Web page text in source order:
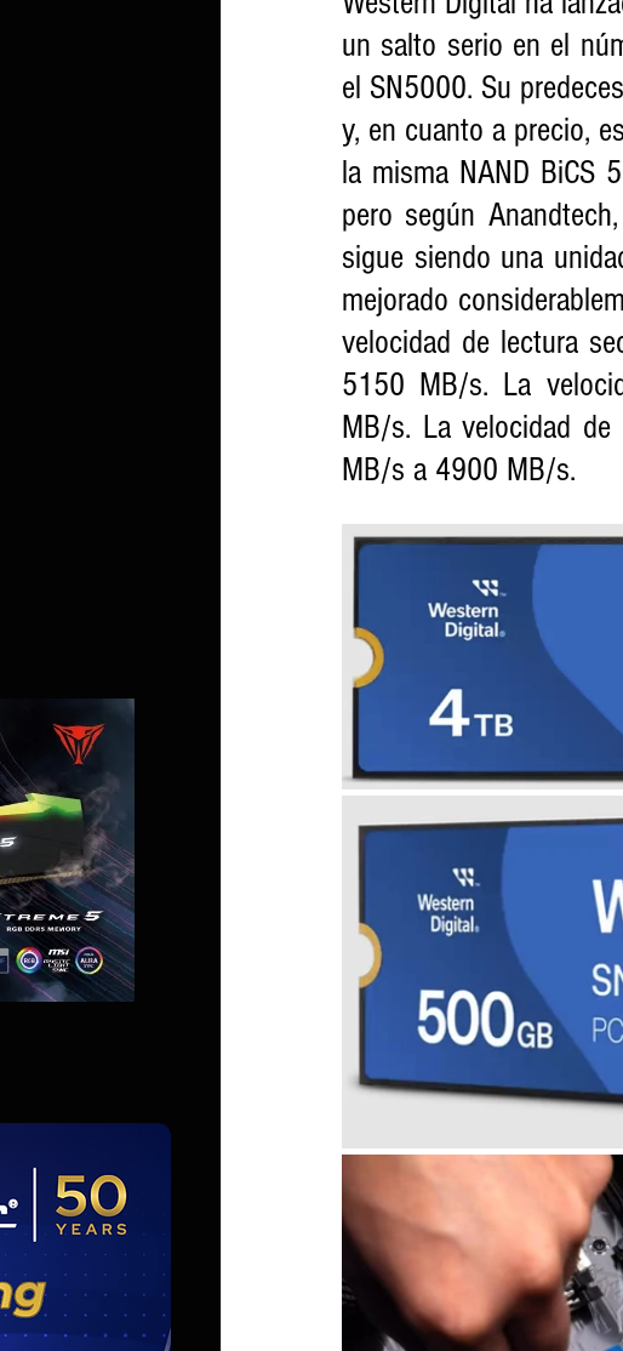
un salto serio en el
el SN5000. Su
y, en cuanto a precio,
la misma NAND BiCS
pero según
sigue siendo una
mejorado
velocidad de lectura
5150 MB/s. La
MB/s. La velocidad
MB/s a 4900 MB/s.